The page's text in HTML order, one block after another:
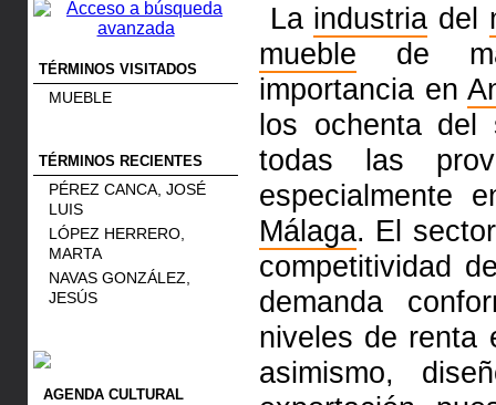
TÉRMINOS VISITADOS
MUEBLE
TÉRMINOS RECIENTES
PÉREZ CANCA, JOSÉ
LUIS
LÓPEZ HERRERO,
MARTA
NAVAS GONZÁLEZ,
JESÚS
AGENDA CULTURAL
La industria del
mueble de
importancia en
los ochenta del
todas las
especialmente
Málaga. El
competitividad
demanda
niveles de renta
asimismo,